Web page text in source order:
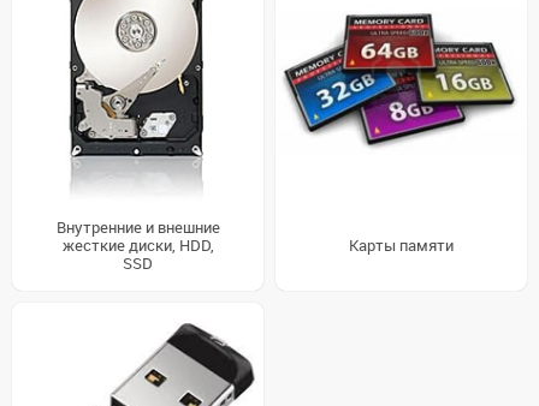
Внутренние и внешние
жесткие диски, HDD,
SSD
Карты памяти